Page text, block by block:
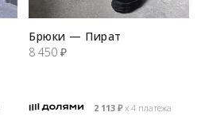
Брюки — Пират
8 450 ₽
2 113 ₽х 4 платежа